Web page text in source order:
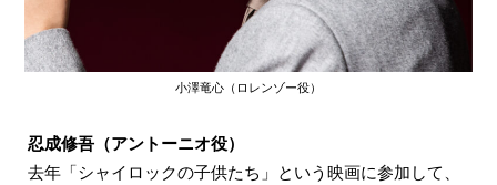
小澤竜心（ロレンゾー役）
忍成修吾（アントーニオ役）
去年「シャイロックの子供たち」という映画に参加して、